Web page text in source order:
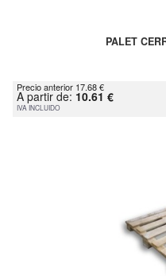
PALET
Precio anterior 17.68 €
A partir de: 10.61 €
IVA INCLUIDO